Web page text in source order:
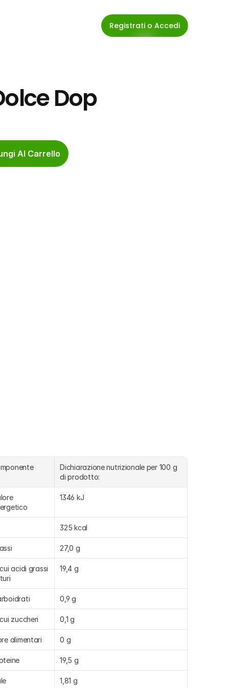
Registrati o Accedi
Dop
Al Carrello
Dichiarazione nutrizionale per 100 g
di prodotto:
1346 kJ
325 kcal
27,0 g
acidi grassi
19,4 g
0,9 g
zuccheri 0,1 g
alimentari 0 g
19,5 g
1,81 g